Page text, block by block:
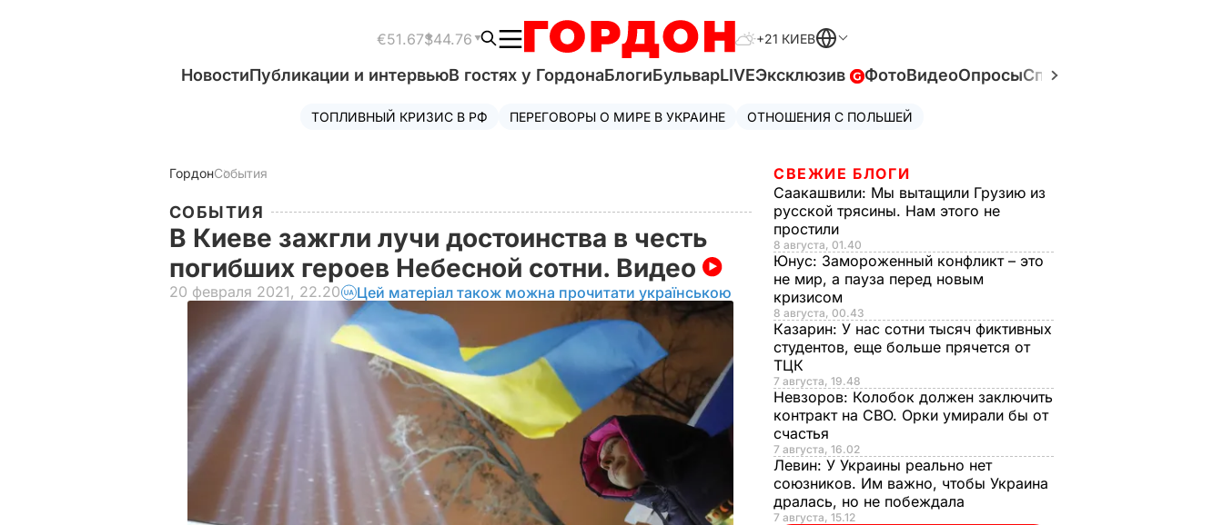
€51.67$44.76 +21 КИЕВ
НовостиПубликации и интервьюВ гостях у ГордонаБлогиБульварLIVEЭксклюзив ФотоВидеоОпросыСпецпроекты
ТОПЛИВНЫЙ КРИЗИС В РФ ПЕРЕГОВОРЫ О МИРЕ В УКРАИНЕ ОТНОШЕНИЯ С ПОЛЬШЕЙ
ГордонСобытия
СОБЫТИЯ
В Киеве зажгли лучи достоинства в честь
погибших героев Небесной сотни. Видео
20 февраля 2021, 22.20 Цей матеріал також можна прочитати українською
СВЕЖИЕ БЛОГИ
Саакашвили: Мы вытащили Грузию из
русской трясины. Нам этого не
простили
8 августа, 01.40
Юнус: Замороженный конфликт – это
не мир, а пауза перед новым
кризисом
8 августа, 00.43
Казарин: У нас сотни тысяч фиктивных
студентов, еще больше прячется от
ТЦК
7 августа, 19.48
Невзоров: Колобок должен заключить
контракт на СВО. Орки умирали бы от
счастья
7 августа, 16.02
Левин: У Украины реально нет
союзников. Им важно, чтобы Украина
дралась, но не побеждала
7 августа, 15.12